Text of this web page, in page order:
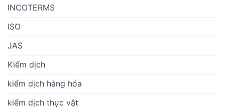
INCOTERMS
ISO
JAS
Kiểm dịch
kiểm dịch hàng hóa
kiểm dịch thực vật